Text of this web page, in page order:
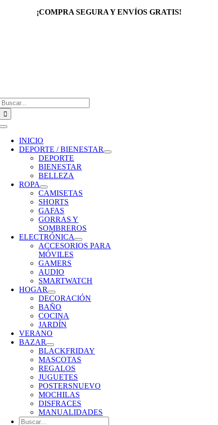
¡COMPRA SEGURA Y ENVÍOS GRATIS!
Toggle
Navigation
INICIO
DEPORTE / BIENESTAR
DEPORTE
BIENESTAR
BELLEZA
ROPA
CAMISETAS
SHORTS
GAFAS
GORRAS Y
SOMBREROS
ELECTRÓNICA
ACCESORIOS PARA
MÓVILES
GAMERS
AUDIO
SMARTWATCH
HOGAR
DECORACIÓN
BAÑO
COCINA
JARDÍN
VERANO
BAZAR
BLACKFRIDAY
MASCOTAS
REGALOS
JUGUETES
POSTERSNUEVO
MOCHILAS
DISFRACES
MANUALIDADES
Buscar: